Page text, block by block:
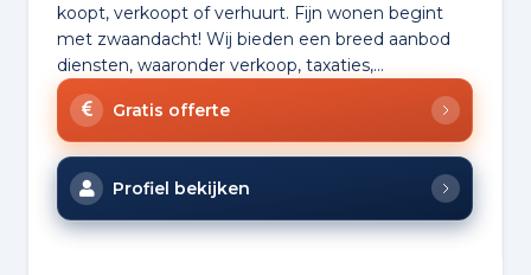
koopt, verkoopt of verhuurt. Fijn wonen begint
met zwaandacht! Wij bieden een breed aanbod
diensten, waaronder verkoop, taxaties,...
Gratis offerte
Profiel bekijken